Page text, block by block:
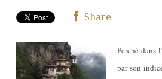
Share
Perché dans
par son